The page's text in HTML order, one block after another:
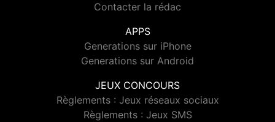
Contacter la rédac
APPS
Generations sur iPhone
Generations sur Android
JEUX CONCOURS
Règlements : Jeux réseaux sociaux
Règlements : Jeux SMS